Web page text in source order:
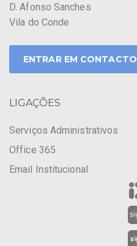
D. Afonso Sanches
Vila do Conde
ENTRAR EM CONTACTO
LIGAÇÕES
Serviços Administrativos
Office 365
Email Institucional